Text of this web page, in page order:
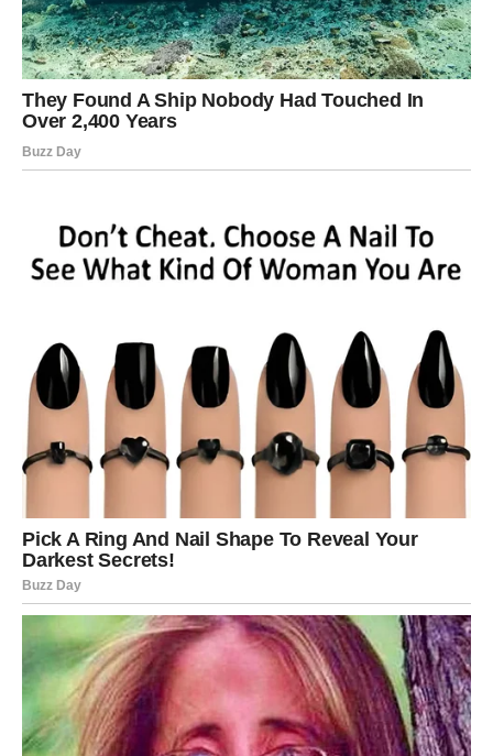
često izloženi birokratskim preprekama koje mogu imati
dugoročne posljedice na njihove karijere. Kako bi se osiguralo
da umjetnici mogu slobodno raditi i doprinositi kulturnom
životu, potrebno je raditi na unapređenju zakonodavstva i
poboljšanju komunikacije između vlasti i umjetnika. U
budućnosti, nadamo se da će ovakvi slučajevi postati rijetkost,